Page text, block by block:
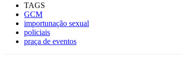
TAGS
GCM
importunação sexual
policiais
praça de eventos